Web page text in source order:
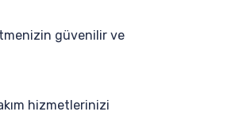
güvenilir ve
hizmetlerinizi